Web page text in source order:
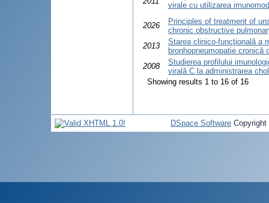
virale cu utilizarea
2026
Principles of treatment of
chronic obstructive
2013
Starea clinico-funcţională a
bronhopneumopatie cronică
2008
Studierea profilului
virală C la administrarea
Showing results 1 to 16 of 16
DSpace Software